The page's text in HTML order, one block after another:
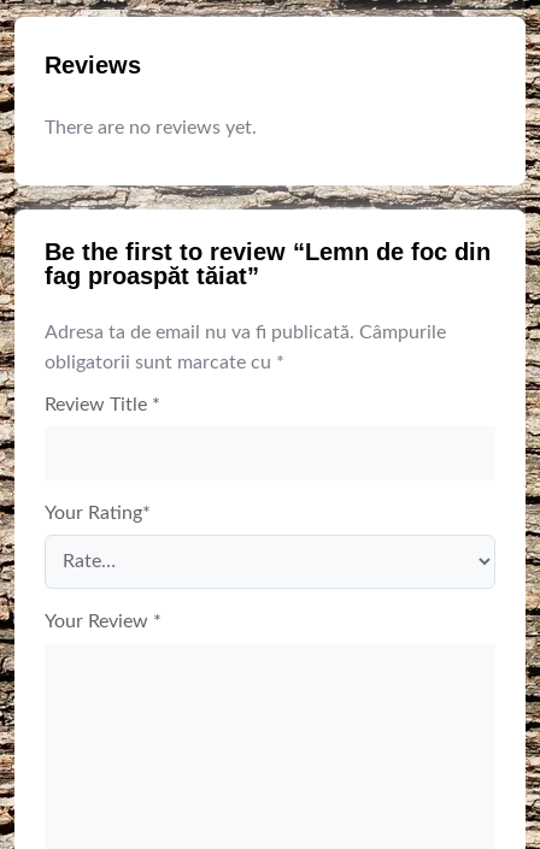
Reviews
There are no reviews yet.
Be the first to review “Lemn de foc din
fag proaspăt tăiat”
Adresa ta de email nu va fi publicată. Câmpurile
obligatorii sunt marcate cu *
Review Title *
Your Rating*
Your Review *